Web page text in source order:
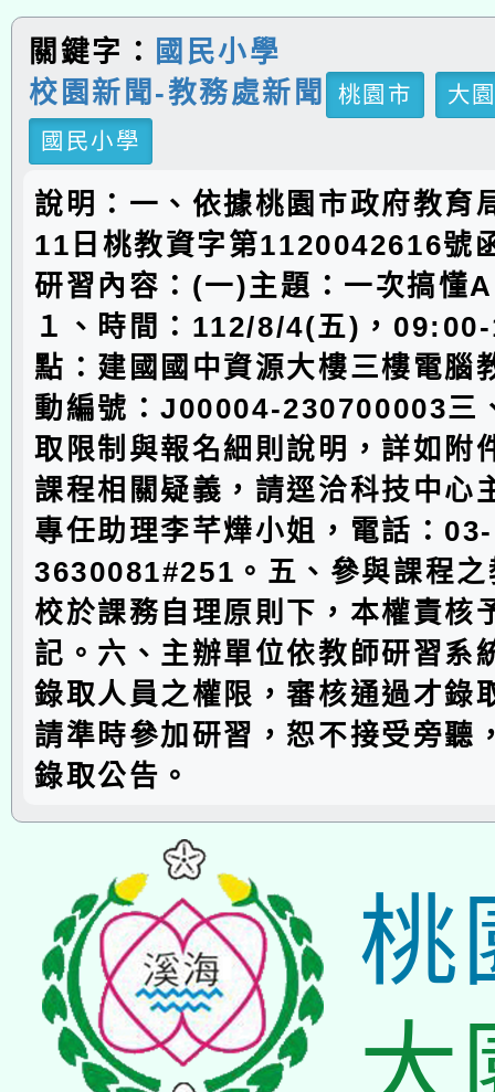
關鍵字：
國民小學
校園新聞-教務處新聞
桃園市
大
國民小學
說明：一、依據桃園市政府教育
11日桃教資字第1120042616號
研習內容：(一)主題：一次搞懂
１、時間：112/8/4(五)，
點：建國國中資源大樓三樓電腦
動編號：J00004-230700003三
取限制與報名細則說明，詳如附
課程相關疑義，請逕洽科技中心
專任助理李芊燁小姐，電話：03-
3630081#251。五、參與課程之
校於課務自理原則下，本權責核
記。六、主辦單位依教師研習系
錄取人員之權限，審核通過才錄
請準時參加研習，恕不接受旁聽
錄取公告。
桃
大